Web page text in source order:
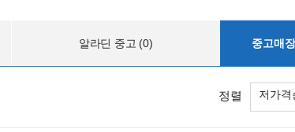
알라딘 중고 (0) 중고매
정렬 저가격